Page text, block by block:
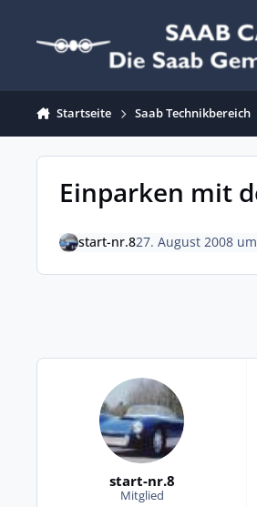
Startseite Saab Technikbereich
Einparken mit
start-nr.827. August 2008
start-nr.8
Mitglied